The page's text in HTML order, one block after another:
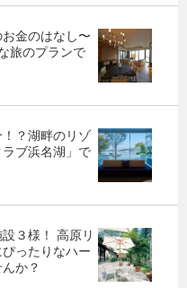
金のはなし〜
旅のプランで
？湖畔のリゾ
ブ浜名湖」で
３様！ 高原リ
ったりなハー
か？